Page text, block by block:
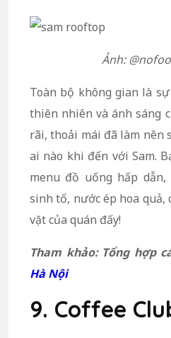
Ảnh:
Toàn bộ không gian là
thiên nhiên và ánh sáng
rãi, thoải mái đã làm nên
ai nào khi đến với Sam.
menu đồ uống hấp
sinh tố, nước ép hoa quả,
vặt của quán đấy!
Tham khảo: Tổng hợp
Hà Nội
9. Coffee